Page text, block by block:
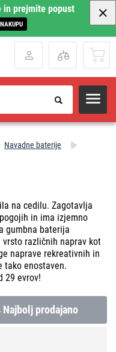
in prejmite popust
Navadne baterije
na cedilu. Zagotavlja
in ima izjemno
gumbna baterija
različnih naprav kot
naprave rekreativnih in
tako enostaven.
29 evrov!
Najbolj prodajano